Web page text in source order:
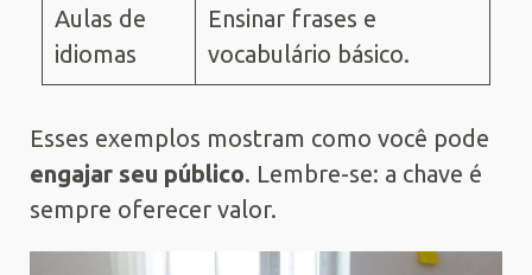
Aulas de
idiomas
Ensinar frases e
vocabulário básico.
Esses exemplos mostram como você pode
engajar seu público. Lembre-se: a chave é
sempre oferecer valor.